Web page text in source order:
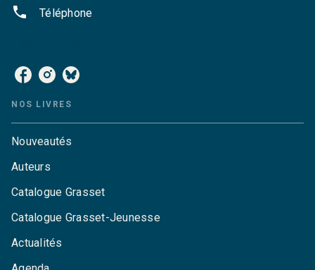
phone Téléphone
NOS LIVRES
Nouveautés
Auteurs
Catalogue Grasset
Catalogue Grasset-Jeunesse
Actualités